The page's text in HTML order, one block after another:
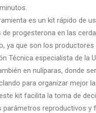
es un kit rápido de
progesterona en las
ya que son los
Técnica especialista de la
en nulíparas, donde
para organizar mejor
kit facilita la toma de
parámetros reproductivos